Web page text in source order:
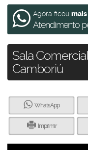
Agora ficou
Atendimento
Sala
Camboriú
WhatsApp
Imprimir